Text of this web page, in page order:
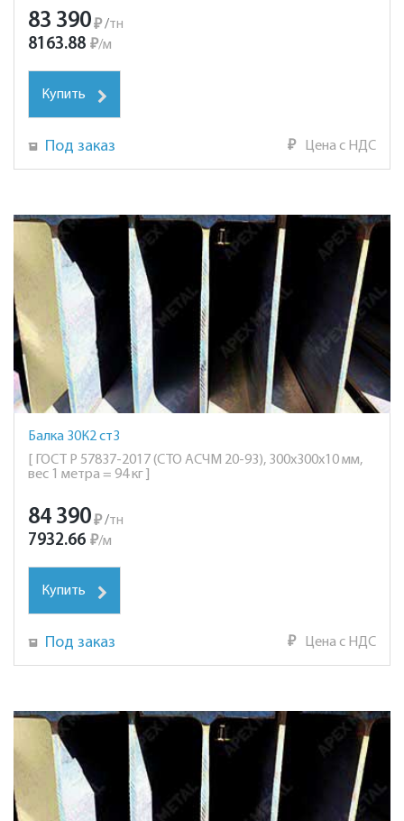
83 390₽ /тн
8163.88 ₽/м
Купить
Под заказ ₽ Цена с НДС
Балка 30К2 ст3
[ ГОСТ Р 57837-2017 (СТО АСЧМ 20-93), 300х300х10 мм,
вес 1 метра = 94 кг ]
84 390₽ /тн
7932.66 ₽/м
Купить
Под заказ ₽ Цена с НДС